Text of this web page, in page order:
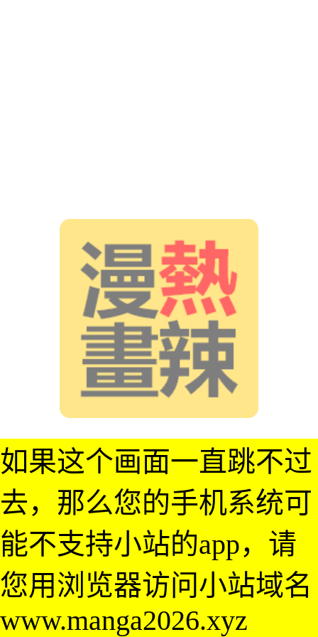
如果这个画面一直跳不过
去，那么您的手机系统可
能不支持小站的app，请
您用浏览器访问小站域名
www.manga2026.xyz